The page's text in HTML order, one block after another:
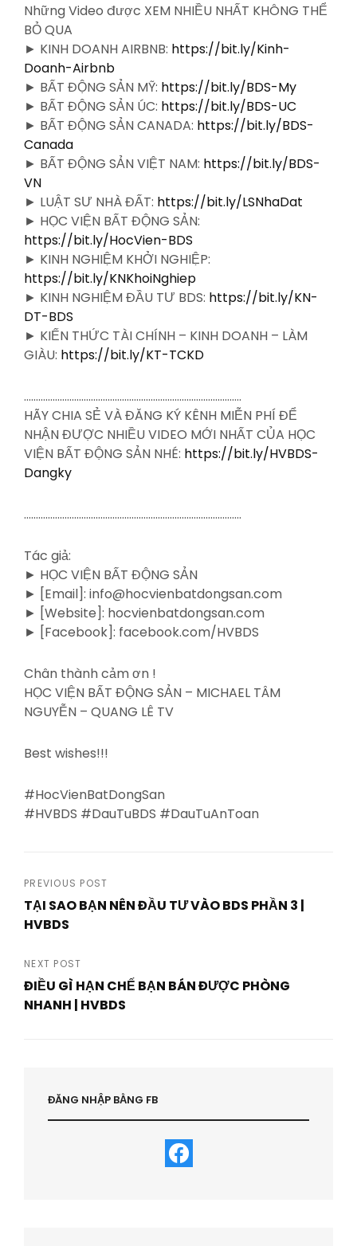
Những Video được XEM NHIỀU NHẤT KHÔNG THỂ
BỎ QUA
► KINH DOANH AIRBNB: https://bit.ly/Kinh-
Doanh-Airbnb
► BẤT ĐỘNG SẢN MỸ: https://bit.ly/BDS-My
► BẤT ĐỘNG SẢN ÚC: https://bit.ly/BDS-UC
► BẤT ĐỘNG SẢN CANADA: https://bit.ly/BDS-
Canada
► BẤT ĐỘNG SẢN VIỆT NAM: https://bit.ly/BDS-
VN
► LUẬT SƯ NHÀ ĐẤT: https://bit.ly/LSNhaDat
► HỌC VIỆN BẤT ĐỘNG SẢN:
https://bit.ly/HocVien-BDS
► KINH NGHIỆM KHỞI NGHIỆP:
https://bit.ly/KNKhoiNghiep
► KINH NGHIỆM ĐẦU TƯ BDS: https://bit.ly/KN-
DT-BDS
► KIẾN THỨC TÀI CHÍNH – KINH DOANH – LÀM
GIÀU: https://bit.ly/KT-TCKD
……………………………………………………………………………….
HÃY CHIA SẺ VÀ ĐĂNG KÝ KÊNH MIỄN PHÍ ĐỂ
NHẬN ĐƯỢC NHIỀU VIDEO MỚI NHẤT CỦA HỌC
VIỆN BẤT ĐỘNG SẢN NHÉ: https://bit.ly/HVBDS-
Dangky
……………………………………………………………………………….
Tác giả:
► HỌC VIỆN BẤT ĐỘNG SẢN
► [Email]: info@hocvienbatdongsan.com
► [Website]: hocvienbatdongsan.com
► [Facebook]: facebook.com/HVBDS
Chân thành cảm ơn !
HỌC VIỆN BẤT ĐỘNG SẢN – MICHAEL TÂM
NGUYỄN – QUANG LÊ TV
Best wishes!!!
#HocVienBatDongSan
#HVBDS #DauTuBDS #DauTuAnToan
Post
navigation
PREVIOUS POST
TẠI SAO BẠN NÊN ĐẦU TƯ VÀO BDS PHẦN 3 |
HVBDS
Post
NEXT POST
ĐIỀU GÌ HẠN CHẾ BẠN BÁN ĐƯỢC PHÒNG
NHANH | HVBDS
ĐĂNG NHẬP BẰNG FB